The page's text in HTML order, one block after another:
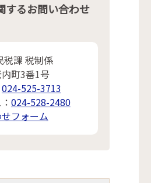
するお問い合わせ
税課 税制係
町3番1号
024-525-3713
024-528-2480
フォーム